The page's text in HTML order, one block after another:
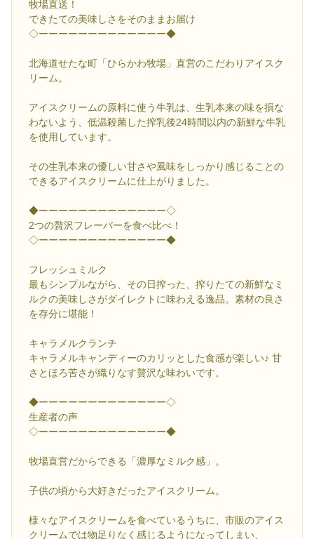
牧場直送！
できたての美味しさをそのままお届け
◇ーーーーーーーーーーーーー◆
北海道せたな町「ひらかわ牧場」直営のこだわりアイスク
リーム。
アイスクリームの原料に使う牛乳は、生乳本来の味を損な
わないよう、低温殺菌した搾乳後24時間以内の新鮮な牛乳
を使用しています。
その生乳本来の優しい甘さや風味をしっかり感じることの
できるアイスクリームに仕上がりました。
◆ーーーーーーーーーーーーー◇
2つの贅沢フレーバーを食べ比べ！
◇ーーーーーーーーーーーーー◆
フレッシュミルク
最もシンプルながら、その日搾った、搾りたての新鮮なミ
ルクの美味しさがダイレクトに味わえる逸品。素材の良さ
を存分に堪能！
キャラメルクランチ
キャラメルキャンディーのカリッとした食感が楽しい♪ 甘
さとほろ苦さが織りなす贅沢な味わいです。
◆ーーーーーーーーーーーーー◇
生産者の声
◇ーーーーーーーーーーーーー◆
牧場直営だからできる「濃厚なミルク感」。
子供の頃から大好きだったアイスクリーム。
様々なアイスクリームを食べているうちに、市販のアイス
クリームでは物足りなく感じるようになってしまい、